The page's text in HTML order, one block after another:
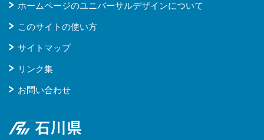
ホームページのユニバーサルデザインについて
このサイトの使い方
サイトマップ
リンク集
お問い合わせ
石川県